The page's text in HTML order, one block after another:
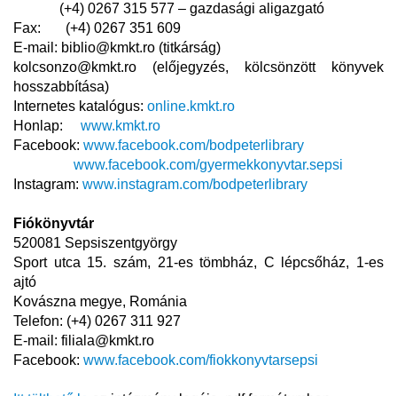
(+4) 0267 315 577 – gazdasági aligazgató
Fax: (+4) 0267 351 609
E-mail: biblio@kmkt.ro (titkárság)
kolcsonzo@kmkt.ro (előjegyzés, kölcsönzött könyvek
hosszabbítása)
Internetes katalógus: online.kmkt.ro
Honlap: www.kmkt.ro
Facebook: www.facebook.com/bodpeterlibrary
www.facebook.com/gyermekkonyvtar.sepsi
Instagram: www.instagram.com/bodpeterlibrary
Fiókönyvtár
520081 Sepsiszentgyörgy
Sport utca 15. szám, 21-es tömbház, C lépcsőház, 1-es
ajtó
Kovászna megye, Románia
Telefon: (+4) 0267 311 927
E-mail: filiala@kmkt.ro
Facebook: www.facebook.com/fiokkonyvtarsepsi